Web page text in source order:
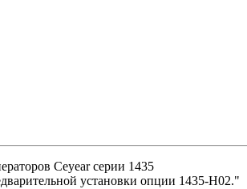
Ceyear серии 1435
установки опции 1435-H02."